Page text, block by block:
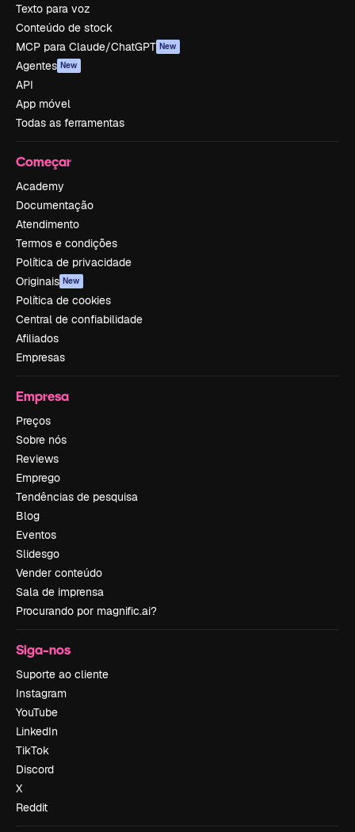
Texto para voz
Conteúdo de stock
MCP para Claude/ChatGPT New
Agentes New
API
App móvel
Todas as ferramentas
Começar
Academy
Documentação
Atendimento
Termos e condições
Política de privacidade
Originais New
Política de cookies
Central de confiabilidade
Afiliados
Empresas
Empresa
Preços
Sobre nós
Reviews
Emprego
Tendências de pesquisa
Blog
Eventos
Slidesgo
Vender conteúdo
Sala de imprensa
Procurando por magnific.ai?
Siga-nos
Suporte ao cliente
Instagram
YouTube
LinkedIn
TikTok
Discord
X
Reddit